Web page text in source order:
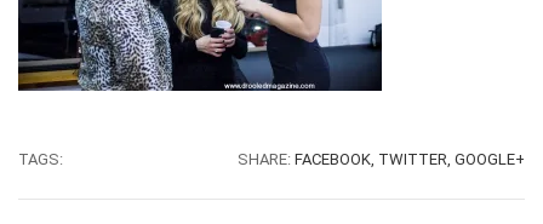
TAGS: SHARE: FACEBOOK, TWITTER, GOOGLE+